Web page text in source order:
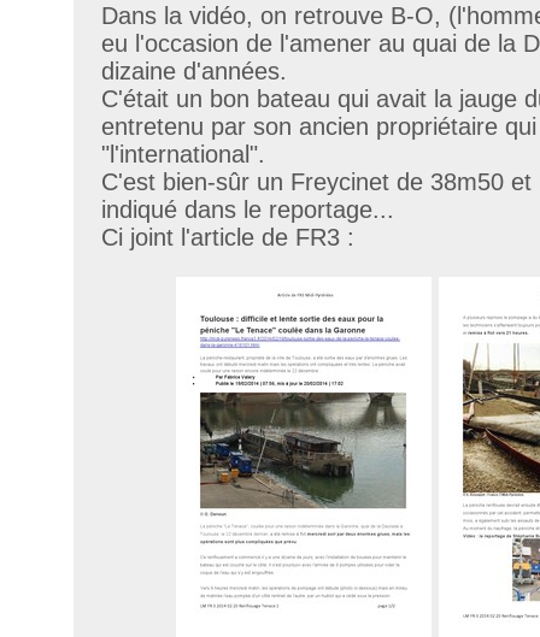
Dans la vidéo, on retrouve B-O,
eu l'occasion de l'amener au quai de la
dizaine d'années.
C'était un bon bateau qui avait la jauge
entretenu par son ancien propriétaire
"l'international".
C'est bien-sûr un Freycinet de 38m50
indiqué dans le reportage...
Ci joint l'article de FR3 :